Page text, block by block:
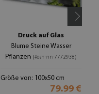
Druck auf Glas
Blume Steine Wasser
Pflanzen (#osh-nn-7772938)
Größe von: 100x50 cm
79.99 €